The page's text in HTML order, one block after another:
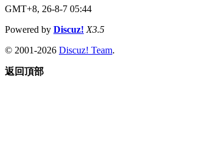
GMT+8, 26-8-7 05:44
Powered by Discuz! X3.5
© 2001-2026 Discuz! Team.
返回頂部